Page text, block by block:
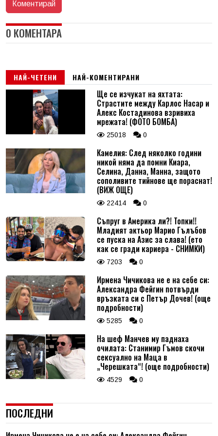
0 КОМЕНТАРА
НАЙ-ЧЕТЕНИ НАЙ-КОМЕНТИРАНИ
Ще се изчукат на яхтата:
Страстите между Карлос Насар и
Алекс Костадинова взривиха
мрежата! (ФОТО БОМБА)
25018 0
Камелия: След няколко години
никой няма да помни Киара,
Селина, Данна, Манна, защото
сополивите тийнове ще пораснат!
(ВИЖ ОЩЕ)
22414 0
Съпруг в Америка ли?! Топки!!
Младият актьор Марио Гълъбов
се пуска на Азис за слава! (ето
как се гради кариера - СНИМКИ)
7203 0
Ирмена Чичикова не е на себе си:
Александра Фейгин потвърди
връзката си с Петър Дочев! (още
подробности)
5285 0
На шеф Манчев му паднаха
очилата: Станимир Гъмов скочи
сексуално на Маца в
„Черешката“! (още подробности)
4529 0
ПОСЛЕДНИ